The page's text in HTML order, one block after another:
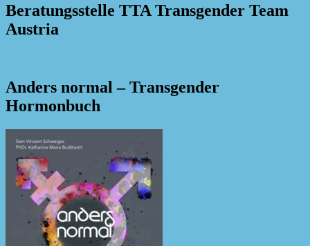
Beratungsstelle TTA Transgender Team
Austria
Anders normal – Transgender
Hormonbuch